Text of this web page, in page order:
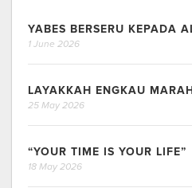
YABES BERSERU KEPADA
1 June 2026
LAYAKKAH ENGKAU
25 May 2026
“YOUR TIME IS YOUR LIFE”
18 May 2026